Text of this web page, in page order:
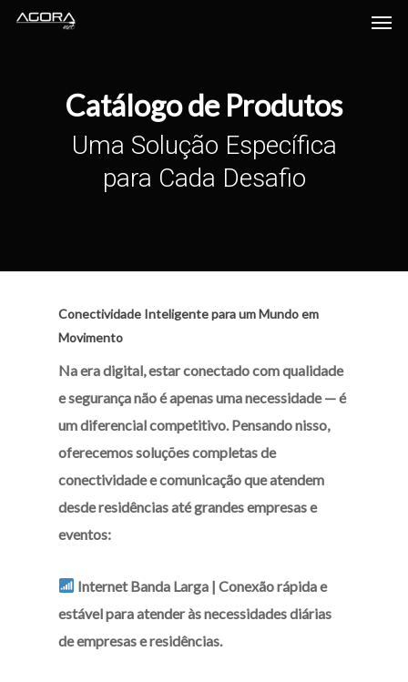
Skip
Catálogo de Produtos
Uma Solução Específica
para Cada Desafio
Conectividade Inteligente para um Mundo em
Movimento
Na era digital, estar conectado com qualidade
e segurança não é apenas uma necessidade — é
um diferencial competitivo. Pensando nisso,
oferecemos soluções completas de
conectividade e comunicação que atendem
desde residências até grandes empresas e
eventos:
Internet Banda Larga |Conexão rápida e
estável para atender às necessidades diárias
de empresas e residências.
Menu